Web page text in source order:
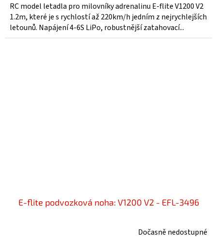
RC model letadla pro milovníky adrenalinu E‑flite V1200 V2
1.2m, které je s rychlostí až 220km/h jedním z nejrychlejších
letounů. Napájení 4-6S LiPo, robustnější zatahovací...
E-flite podvozková noha: V1200 V2 - EFL-3496
Dočasně nedostupné